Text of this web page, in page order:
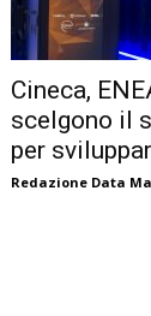
Cineca,
scelgono il
per
Redazione Data